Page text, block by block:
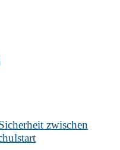
zwischen